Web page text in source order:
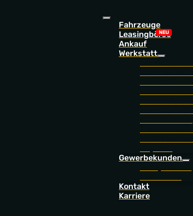
Fahrzeuge
Leasingbörse
Ankauf
Werkstatt
Gewerbekunden
Kontakt
Karriere
to see our new offers.